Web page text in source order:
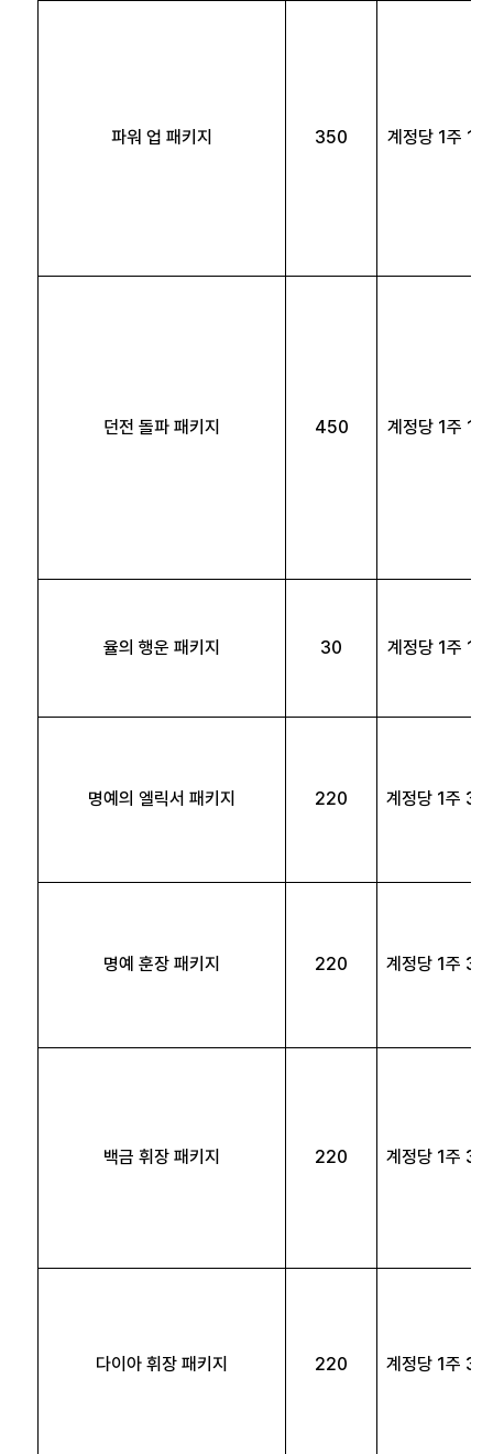
파워 업 패키지 350 계정당 1주 1회
던전 돌파 패키지 450 계정당 1주 1회
율의 행운 패키지 30 계정당 1주 1회
명예의 엘릭서 패키지 220 계정당 1주 3회
명예 훈장 패키지 220 계정당 1주 3회
백금 휘장 패키지 220 계정당 1주 3회
다이아 휘장 패키지 220 계정당 1주 3회